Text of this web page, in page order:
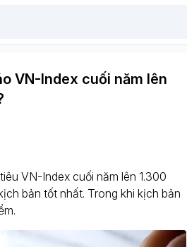
VN-Index cuối năm lên
VN-Index cuối năm lên 1.300
bản tốt nhất. Trong khi kịch bản